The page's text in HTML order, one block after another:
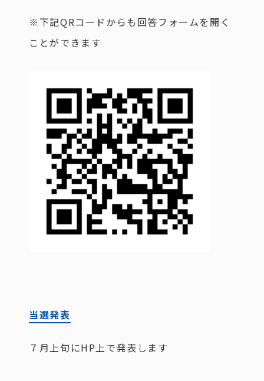
※下記QRコードからも回答フォームを開く
ことができます
当選発表
７月上旬にHP上で発表します